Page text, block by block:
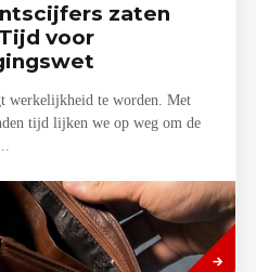
zaten
voor
werkelijkheid te worden. Met
tijd lijken we op weg om de
Lees
meer